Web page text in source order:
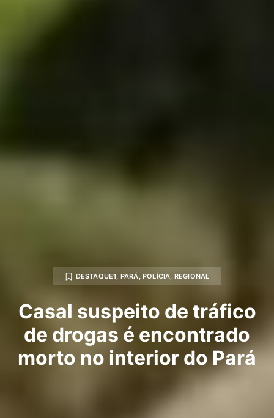
DESTAQUE1, PARÁ, POLÍCIA, REGIONAL
Casal suspeito de tráfico
de drogas é encontrado
morto no interior do Pará